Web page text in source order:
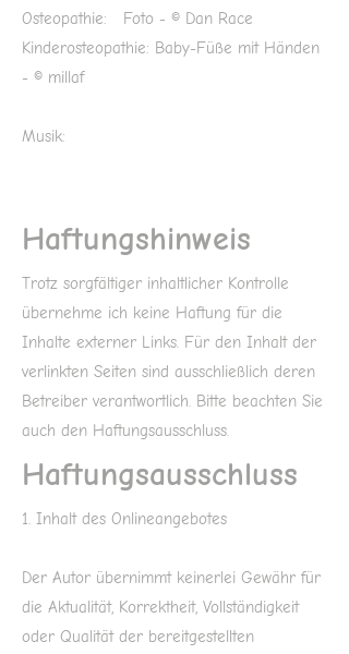
Osteopathie: Foto - © Dan Race
Kinderosteopathie: Baby-Füße mit Händen
- © millaf
Musik:
Haftungshinweis
Trotz sorgfältiger inhaltlicher Kontrolle
übernehme ich keine Haftung für die
Inhalte externer Links. Für den Inhalt der
verlinkten Seiten sind ausschließlich deren
Betreiber verantwortlich. Bitte beachten Sie
auch den Haftungsausschluss.
Haftungsausschluss
1. Inhalt des Onlineangebotes
Der Autor übernimmt keinerlei Gewähr für
die Aktualität, Korrektheit, Vollständigkeit
oder Qualität der bereitgestellten